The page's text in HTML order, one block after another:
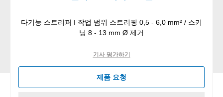
다기능 스트리퍼 I 작업 범위 스트리핑 0,5 - 6,0 mm² / 스키
닝 8 - 13 mm Ø 제거
기사 평가하기
제품 요청